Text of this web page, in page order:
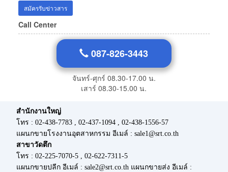
สมัครรับข่าวสาร
Call Center
087-826-3443
จันทร์-ศุกร์ 08.30-17.00 น.
เสาร์ 08.30-15.00 น.
สำนักงานใหญ่
โทร : 02-438-7783 , 02-437-1094 , 02-438-1556-57
แผนกขายโรงงานอุตสาหกรรม อีเมล์ : sale1@srt.co.th
สาขาวัดตึก
โทร : 02-225-7070-5 , 02-622-7311-5
แผนกขายปลีก อีเมล์ : sale2@srt.co.th แผนกขายส่ง อีเมล์ :